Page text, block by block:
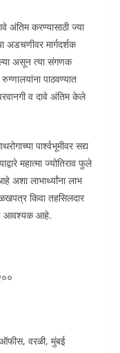
अंतिम करण्यासाठी ज्या
अडचणीवर मार्गदर्शक
असून त्या संगणक
पाठवण्यात
व दावे अंतिम केले
पार्श्वभूमीवर सद्य
महात्मा ज्योतिराव फुले
लाभार्थ्यांना लाभ
किवा तहसिलदार
आवश्यक आहे.
ऑफीस, वरळी, मुंबई